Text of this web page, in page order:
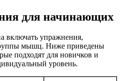
для начинающих
включать упражнения,
мышц. Ниже приведены
подходят для новичков и
уровень.